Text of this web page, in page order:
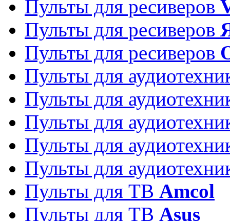
Пульты для ресиверов
Пульты для ресиверов
Пульты для ресиверов
Пульты для
Пульты для
Пульты для
Пульты для
Пульты для
Пульты для ТВ Amcol
Пульты для ТВ Asus